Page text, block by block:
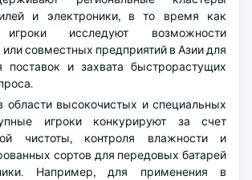
и электроники, в то время как
исследуют возможности
или совместных предприятий в Азии для
поставок и захвата быстрорастущих
области высокочистых и специальных
игроки конкурируют за счет
чистоты, контроля влажности и
сортов для передовых батарей
Например, для применения в